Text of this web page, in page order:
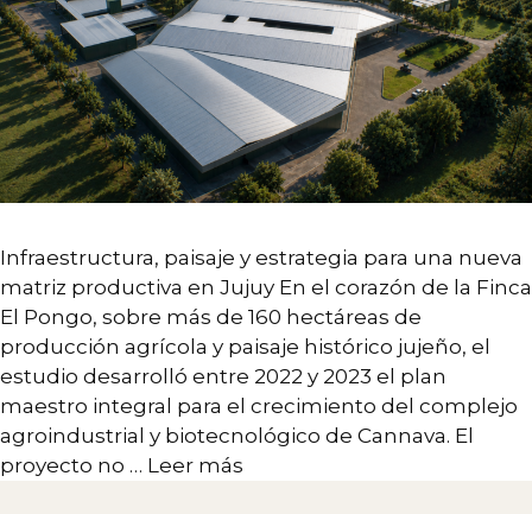
Infraestructura, paisaje y estrategia para una nueva
matriz productiva en Jujuy En el corazón de la Finca
El Pongo, sobre más de 160 hectáreas de
producción agrícola y paisaje histórico jujeño, el
estudio desarrolló entre 2022 y 2023 el plan
maestro integral para el crecimiento del complejo
agroindustrial y biotecnológico de Cannava. El
proyecto no … Leer más